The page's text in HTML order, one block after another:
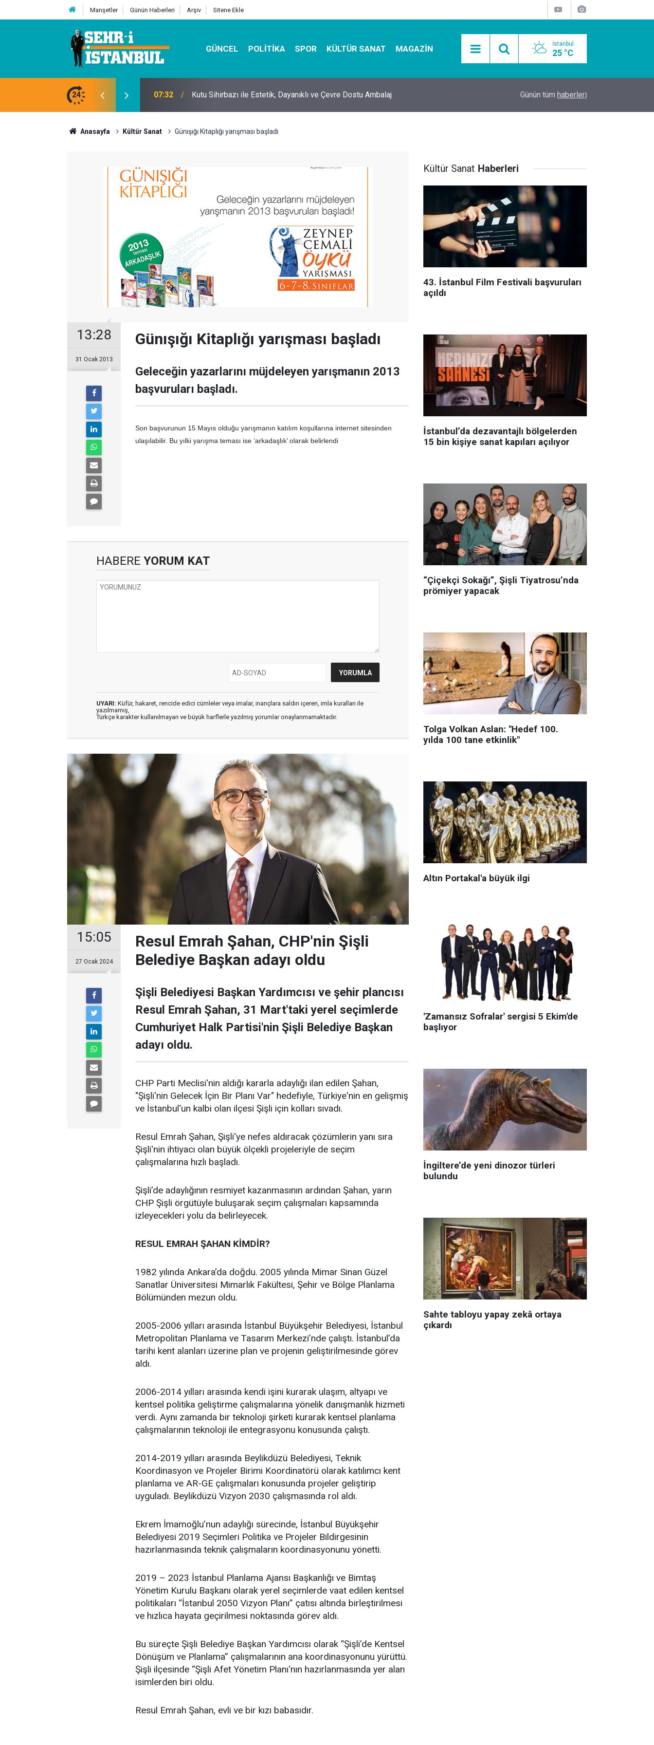
Manşetler Günün Haberleri Arşiv Sitene Ekle
GÜNCEL POLITIKA SPOR KÜLTÜR SANAT MAGAZIN İstanbul
25 °C
24 07:32 Kutu Sihirbazı ile Estetik, Dayanıklı ve Çevre Dostu Ambalaj Mobil Araçlarla Hayır Lokması Dağıtımının
Günün tüm haberleri
Anasayfa Kültür Sanat Günışığı Kitaplığı yarışması başladı
13:28
31 Ocak 2013
Günışığı Kitaplığı yarışması başladı
Geleceğin yazarlarını müjdeleyen yarışmanın 2013
başvuruları başladı.
Son başvurunun 15 Mayıs olduğu yarışmanın katılım koşullarına internet sitesinden
ulaşılabilir. Bu yılki yarışma teması ise ‘arkadaşlık’ olarak belirlendi
HABERE YORUM KAT
UYARI: Küfür, hakaret, rencide edici cümleler veya imalar, inançlara saldırı içeren, imla kuralları ile
yazılmamış,
Türkçe karakter kullanılmayan ve büyük harflerle yazılmış yorumlar onaylanmamaktadır.
15:05
27 Ocak 2024
Resul Emrah Şahan, CHP'nin Şişli
Belediye Başkan adayı oldu
Şişli Belediyesi Başkan Yardımcısı ve şehir plancısı
Resul Emrah Şahan, 31 Mart'taki yerel seçimlerde
Cumhuriyet Halk Partisi'nin Şişli Belediye Başkan
adayı oldu.
CHP Parti Meclisi'nin aldığı kararla adaylığı ilan edilen Şahan,
"Şişli'nin Gelecek İçin Bir Planı Var" hedefiyle, Türkiye'nin en gelişmiş
ve İstanbul'un kalbi olan ilçesi Şişli için kolları sıvadı.
Resul Emrah Şahan, Şişli'ye nefes aldıracak çözümlerin yanı sıra
Şişli'nin ihtiyacı olan büyük ölçekli projeleriyle de seçim
çalışmalarına hızlı başladı.
Şişli’de adaylığının resmiyet kazanmasının ardından Şahan, yarın
CHP Şişli örgütüyle buluşarak seçim çalışmaları kapsamında
izleyecekleri yolu da belirleyecek.
RESUL EMRAH ŞAHAN KİMDİR?
1982 yılında Ankara’da doğdu. 2005 yılında Mimar Sinan Güzel
Sanatlar Üniversitesi Mimarlık Fakültesi, Şehir ve Bölge Planlama
Bölümünden mezun oldu.
2005-2006 yılları arasında İstanbul Büyükşehir Belediyesi, İstanbul
Metropolitan Planlama ve Tasarım Merkezi’nde çalıştı. İstanbul’da
tarihi kent alanları üzerine plan ve projenin geliştirilmesinde görev
aldı.
2006-2014 yılları arasında kendi işini kurarak ulaşım, altyapı ve
kentsel politika geliştirme çalışmalarına yönelik danışmanlık hizmeti
verdi. Aynı zamanda bir teknoloji şirketi kurarak kentsel planlama
çalışmalarının teknoloji ile entegrasyonu konusunda çalıştı.
2014-2019 yılları arasında Beylikdüzü Belediyesi, Teknik
Koordinasyon ve Projeler Birimi Koordinatörü olarak katılımcı kent
planlama ve AR-GE çalışmaları konusunda projeler geliştirip
uyguladı. Beylikdüzü Vizyon 2030 çalışmasında rol aldı.
Ekrem İmamoğlu’nun adaylığı sürecinde, İstanbul Büyükşehir
Belediyesi 2019 Seçimleri Politika ve Projeler Bildirgesinin
hazırlanmasında teknik çalışmaların koordinasyonunu yönetti.
2019 – 2023 İstanbul Planlama Ajansı Başkanlığı ve Bimtaş
Yönetim Kurulu Başkanı olarak yerel seçimlerde vaat edilen kentsel
politikaları “İstanbul 2050 Vizyon Planı” çatısı altında birleştirilmesi
ve hızlıca hayata geçirilmesi noktasında görev aldı.
Bu süreçte Şişli Belediye Başkan Yardımcısı olarak “Şişli’de Kentsel
Dönüşüm ve Planlama” çalışmalarının ana koordinasyonunu yürüttü.
Şişli ilçesinde “Şişli Afet Yönetim Planı'nın hazırlanmasında yer alan
isimlerden biri oldu.
Resul Emrah Şahan, evli ve bir kızı babasıdır.
Kültür Sanat Haberleri
43. İstanbul Film Festivali başvuruları
açıldı
İstanbul’da dezavantajlı bölgelerden
15 bin kişiye sanat kapıları açılıyor
“Çiçekçi Sokağı”, Şişli Tiyatrosu’nda
prömiyer yapacak
Tolga Volkan Aslan: "Hedef 100.
yılda 100 tane etkinlik"
Altın Portakal'a büyük ilgi
'Zamansız Sofralar' sergisi 5 Ekim'de
başlıyor
İngiltere’de yeni dinozor türleri
bulundu
Sahte tabloyu yapay zekâ ortaya
çıkardı